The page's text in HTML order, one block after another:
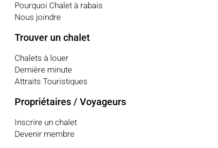
Pourquoi Chalet à rabais
Nous joindre
Trouver un chalet
Chalets à louer
Dernière minute
Attraits Touristiques
Propriétaires / Voyageurs
Inscrire un chalet
Devenir membre